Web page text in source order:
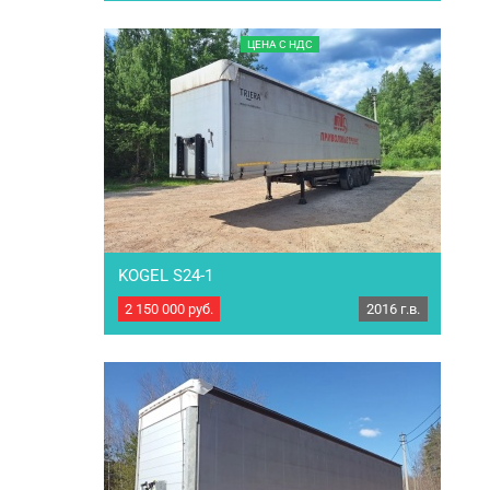
Грузоподъемность: 31800кг. Габариты
внутренние: длина - 13,64 м. ширина - 2,49 м.
высота - 2,72 м. объём кузова - 92 куб. м.
Резина передняя ось (размер/марка/остаток):
385/65 R22.5 / safekes/ 75% Резина средняя
ЦЕНА С НДС
Полуприцеп шторный KOGEL S24-1 Год
интегральная РММ: 35 000 кг. МБН: 6 334 кг.
Грузоподъемность: 28 666 кг. Габариты
внутренние: Длинна: 13.6м. Ширина: 2.55м.
Высота: 2.7м. Объем: 90куб. Вместимость
паллет: 33 е-палет. Резина передняя ось…
KOGEL S24-1
2 150 000 руб. 2016 г.в.